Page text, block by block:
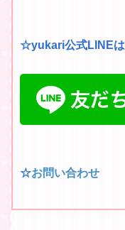
☆yukari公式LINEは
☆お問い合わせ